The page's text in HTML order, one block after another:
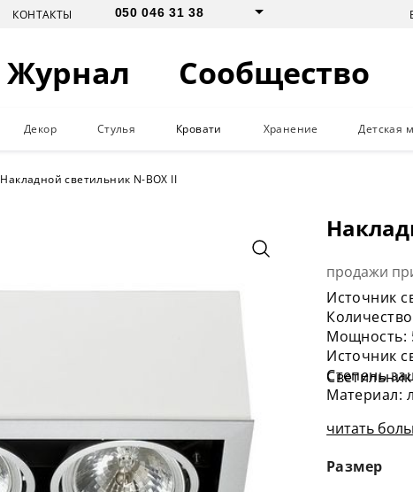
КОНТАКТЫ 050 046 31 38
Журнал Сообщество
Декор Стулья Кровати Хранение Детская
Накладной светильник N-BOX II
продажи
Источник
Мощность:
Источник
Степень
Материал:
читать
Размер